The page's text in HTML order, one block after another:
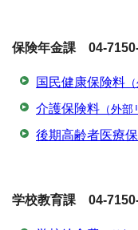
保険年金課 04-
国民健康保険料
介護保険料 （外部
後期高齢者医療
学校教育課 04-